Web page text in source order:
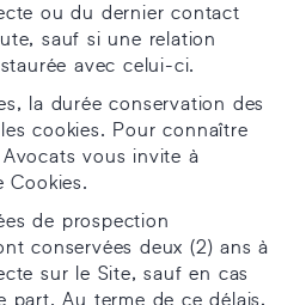
ou du dernier contact
sauf si une relation
avec celui-ci.
la durée conservation des
cookies. Pour connaître
vous invite à
Cookies.
de prospection
conservées deux (2) ans à
sur le Site, sauf en cas
part. Au terme de ce délais,